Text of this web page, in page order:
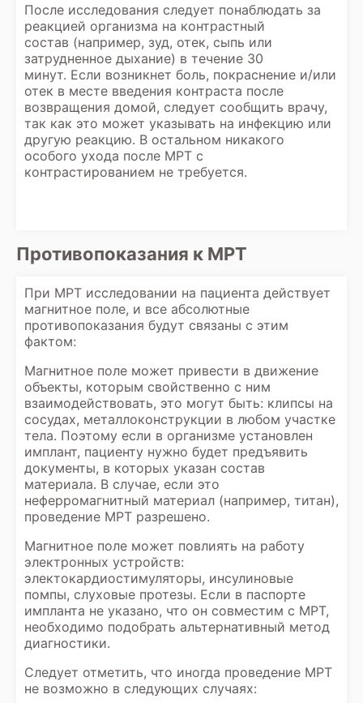
После исследования следует понаблюдать за
реакцией организма на контрастный
состав (например, зуд, отек, сыпь или
затрудненное дыхание) в течение 30
минут. Если возникнет боль, покраснение и/или
отек в месте введения контраста после
возвращения домой, следует сообщить врачу,
так как это может указывать на инфекцию или
другую реакцию. В остальном никакого
особого ухода после МРТ с
контрастированием не требуется.
Противопоказания к МРТ
При МРТ исследовании на пациента действует
магнитное поле, и все абсолютные
противопоказания будут связаны с этим
фактом:
Магнитное поле может привести в движение
объекты, которым свойственно с ним
взаимодействовать, это могут быть: клипсы на
сосудах, металлоконструкции в любом участке
тела. Поэтому если в организме установлен
имплант, пациенту нужно будет предъявить
документы, в которых указан состав
материала. В случае, если это
неферромагнитный материал (например, титан),
проведение МРТ разрешено.
Магнитное поле может повлиять на работу
электронных устройств:
электокардиостимуляторы, инсулиновые
помпы, слуховые протезы. Если в паспорте
импланта не указано, что он совместим с МРТ,
необходимо подобрать альтернативный метод
диагностики.
Следует отметить, что иногда проведение МРТ
не возможно в следующих случаях: